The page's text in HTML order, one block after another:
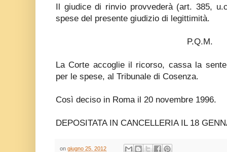
Il giudice di rinvio provvederà (art. 385,
spese del presente giudizio di legittimità.
P.Q.M.
La Corte accoglie il ricorso, cassa la
per le spese, al Tribunale di Cosenza.
Così deciso in Roma il 20 novembre 1996.
DEPOSITATA IN CANCELLERIA IL 18
on giugno 25, 2012